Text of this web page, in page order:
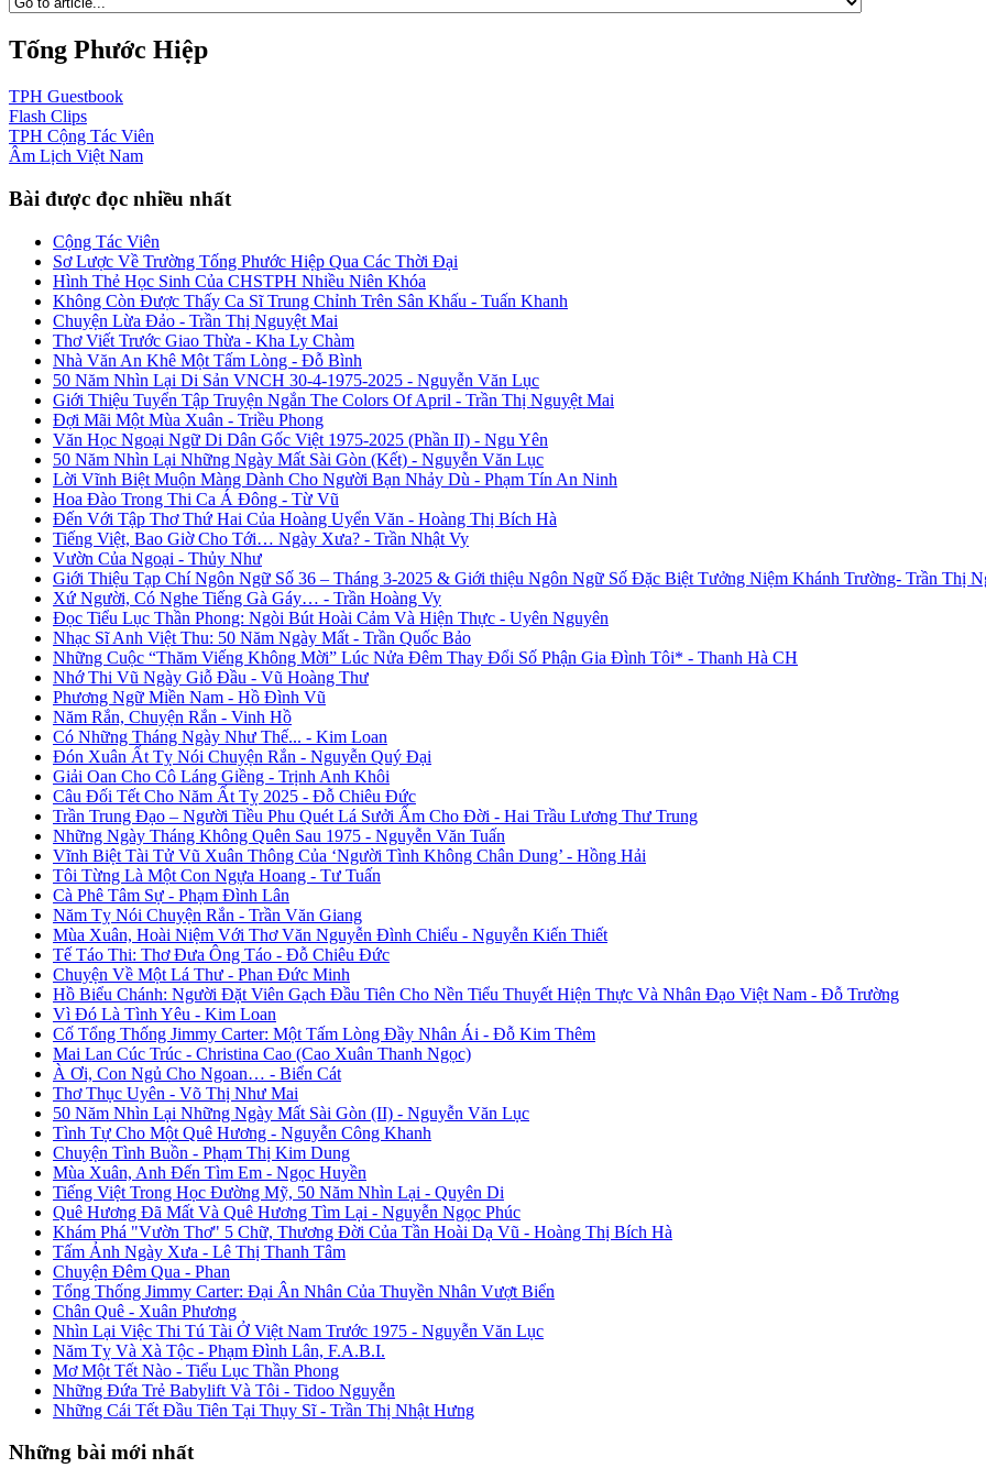
Tống Phước Hiệp
TPH Guestbook
Flash Clips
TPH Cộng Tác Viên
Âm Lịch Việt Nam
Bài được đọc nhiều nhất
Cộng Tác Viên
Sơ Lược Về Trường Tống Phước Hiệp Qua Các Thời Đại
Hình Thẻ Học Sinh Của CHSTPH Nhiều Niên Khóa
Không Còn Được Thấy Ca Sĩ Trung Chỉnh Trên Sân Khấu - Tuấn Khanh
Chuyện Lừa Đảo - Trần Thị Nguyệt Mai
Thơ Viết Trước Giao Thừa - Kha Ly Chàm
Nhà Văn An Khê Một Tấm Lòng - Đỗ Bình
50 Năm Nhìn Lại Di Sản VNCH 30-4-1975-2025 - Nguyễn Văn Lục
Giới Thiệu Tuyển Tập Truyện Ngắn The Colors Of April - Trần Thị Nguyệt Mai
Đợi Mãi Một Mùa Xuân - Triều Phong
Văn Học Ngoại Ngữ Di Dân Gốc Việt 1975-2025 (Phần II) - Ngu Yên
50 Năm Nhìn Lại Những Ngày Mất Sài Gòn (Kết) - Nguyễn Văn Lục
Lời Vĩnh Biệt Muộn Màng Dành Cho Người Bạn Nhảy Dù - Phạm Tín An Ninh
Hoa Đào Trong Thi Ca Á Đông - Từ Vũ
Đến Với Tập Thơ Thứ Hai Của Hoàng Uyển Văn - Hoàng Thị Bích Hà
Tiếng Việt, Bao Giờ Cho Tới… Ngày Xưa? - Trần Nhật Vy
Vườn Của Ngoại - Thủy Như
Giới Thiệu Tạp Chí Ngôn Ngữ Số 36 – Tháng 3-2025 & Giới thiệu Ngôn Ngữ Số Đặc Biệt Tưởng Niệm Khánh Trường- Trần Thị
Xứ Người, Có Nghe Tiếng Gà Gáy… - Trần Hoàng Vy
Đọc Tiểu Lục Thần Phong: Ngòi Bút Hoài Cảm Và Hiện Thực - Uyên Nguyên
Nhạc Sĩ Anh Việt Thu: 50 Năm Ngày Mất - Trần Quốc Bảo
Những Cuộc “Thăm Viếng Không Mời” Lúc Nửa Đêm Thay Đổi Số Phận Gia Đình Tôi* - Thanh Hà CH
Nhớ Thi Vũ Ngày Giỗ Đầu - Vũ Hoàng Thư
Phương Ngữ Miền Nam - Hồ Đình Vũ
Năm Rắn, Chuyện Rắn - Vinh Hồ
Có Những Tháng Ngày Như Thế... - Kim Loan
Đón Xuân Ất Tỵ Nói Chuyện Rắn - Nguyễn Quý Đại
Giải Oan Cho Cô Láng Giềng - Trịnh Anh Khôi
Câu Đối Tết Cho Năm Ất Tỵ 2025 - Đỗ Chiêu Đức
Trần Trung Đạo – Người Tiều Phu Quét Lá Sưởi Ấm Cho Đời - Hai Trầu Lương Thư Trung
Những Ngày Tháng Không Quên Sau 1975 - Nguyễn Văn Tuấn
Vĩnh Biệt Tài Tử Vũ Xuân Thông Của ‘Người Tình Không Chân Dung’ - Hồng Hải
Tôi Từng Là Một Con Ngựa Hoang - Tư Tuấn
Cà Phê Tâm Sự - Phạm Đình Lân
Năm Tỵ Nói Chuyện Rắn - Trần Văn Giang
Mùa Xuân, Hoài Niệm Với Thơ Văn Nguyễn Đình Chiểu - Nguyễn Kiến Thiết
Tế Táo Thi: Thơ Đưa Ông Táo - Đỗ Chiêu Đức
Chuyện Về Một Lá Thư - Phan Đức Minh
Hồ Biểu Chánh: Người Đặt Viên Gạch Đầu Tiên Cho Nền Tiểu Thuyết Hiện Thực Và Nhân Đạo Việt Nam - Đỗ Trường
Vì Đó Là Tình Yêu - Kim Loan
Cố Tổng Thống Jimmy Carter: Một Tấm Lòng Đầy Nhân Ái - Đỗ Kim Thêm
Mai Lan Cúc Trúc - Christina Cao (Cao Xuân Thanh Ngọc)
À Ơi, Con Ngủ Cho Ngoan… - Biển Cát
Thơ Thục Uyên - Võ Thị Như Mai
50 Năm Nhìn Lại Những Ngày Mất Sài Gòn (II) - Nguyễn Văn Lục
Tình Tự Cho Một Quê Hương - Nguyễn Công Khanh
Chuyện Tình Buồn - Phạm Thị Kim Dung
Mùa Xuân, Anh Đến Tìm Em - Ngọc Huyền
Tiếng Việt Trong Học Đường Mỹ, 50 Năm Nhìn Lại - Quyên Di
Quê Hương Đã Mất Và Quê Hương Tìm Lại - Nguyễn Ngọc Phúc
Khám Phá "Vườn Thơ" 5 Chữ, Thương Đời Của Tần Hoài Dạ Vũ - Hoàng Thị Bích Hà
Tấm Ảnh Ngày Xưa - Lê Thị Thanh Tâm
Chuyện Đêm Qua - Phan
Tổng Thống Jimmy Carter: Đại Ân Nhân Của Thuyền Nhân Vượt Biển
Chân Quê - Xuân Phương
Nhìn Lại Việc Thi Tú Tài Ở Việt Nam Trước 1975 - Nguyễn Văn Lục
Năm Tỵ Và Xà Tộc - Phạm Đình Lân, F.A.B.I.
Mơ Một Tết Nào - Tiểu Lục Thần Phong
Những Đứa Trẻ Babylift Và Tôi - Tidoo Nguyễn
Những Cái Tết Đầu Tiên Tại Thụy Sĩ - Trần Thị Nhật Hưng
Những bài mới nhất